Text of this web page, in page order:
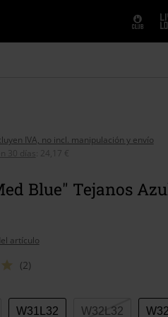
IVA, no incl. manipulación y envío
30 días
24,17 €
Blue" Tejanos
artículo
(2)
W31L32 W32L32